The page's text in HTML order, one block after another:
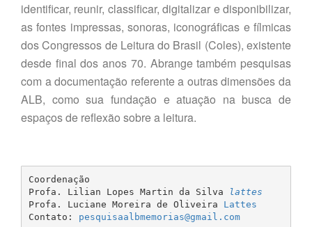
identificar, reunir, classificar, digitalizar e disponibilizar,
as fontes impressas, sonoras, iconográficas e fílmicas
dos Congressos de Leitura do Brasil (Coles), existente
desde final dos anos 70. Abrange também pesquisas
com a documentação referente a outras dimensões da
ALB, como sua fundação e atuação na busca de
espaços de reflexão sobre a leitura.
Coordenação
Profa. Lilian Lopes Martin da Silva
lattes
Profa. Luciane Moreira de Oliveira Lattes
Contato: pesquisaalbmemorias@gmail.com